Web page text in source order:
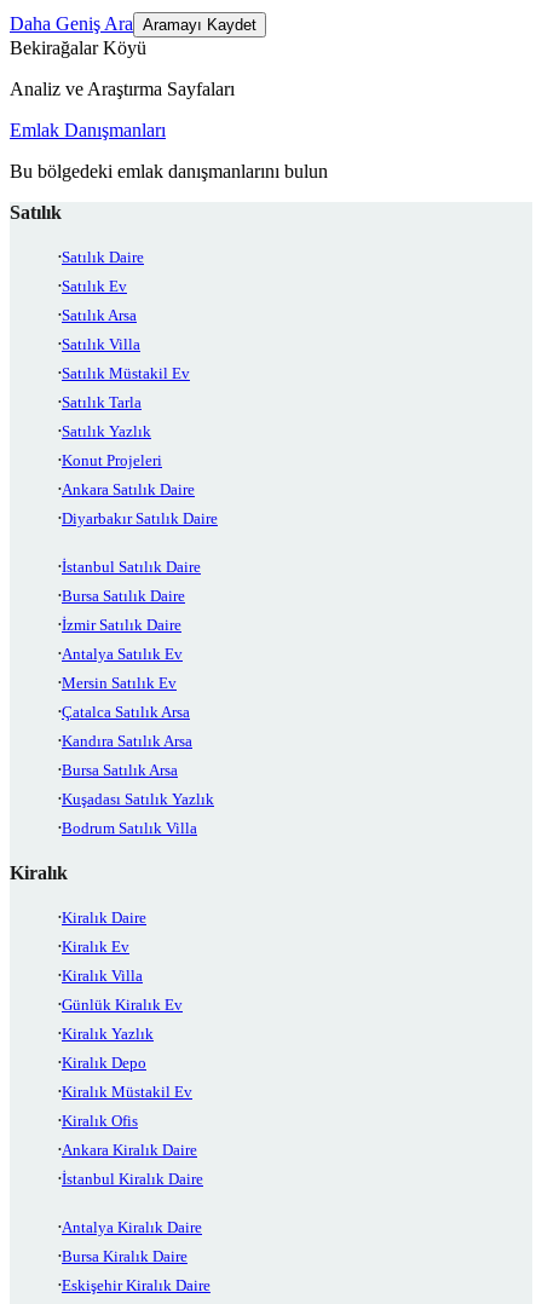
Daha Geniş Ara Aramayı Kaydet
Bekirağalar Köyü
Analiz ve Araştırma Sayfaları
Emlak Danışmanları
Bu bölgedeki emlak danışmanlarını bulun
Satılık
Satılık Daire
Satılık Ev
Satılık Arsa
Satılık Villa
Satılık Müstakil Ev
Satılık Tarla
Satılık Yazlık
Konut Projeleri
Ankara Satılık Daire
Diyarbakır Satılık Daire
İstanbul Satılık Daire
Bursa Satılık Daire
İzmir Satılık Daire
Antalya Satılık Ev
Mersin Satılık Ev
Çatalca Satılık Arsa
Kandıra Satılık Arsa
Bursa Satılık Arsa
Kuşadası Satılık Yazlık
Bodrum Satılık Villa
Kiralık
Kiralık Daire
Kiralık Ev
Kiralık Villa
Günlük Kiralık Ev
Kiralık Yazlık
Kiralık Depo
Kiralık Müstakil Ev
Kiralık Ofis
Ankara Kiralık Daire
İstanbul Kiralık Daire
Antalya Kiralık Daire
Bursa Kiralık Daire
Eskişehir Kiralık Daire